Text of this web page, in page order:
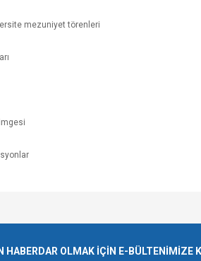
mezuniyet törenleri
görüntülenemiyor.
HABERDAR OLMAK İÇİN E-BÜLTENİMİZE